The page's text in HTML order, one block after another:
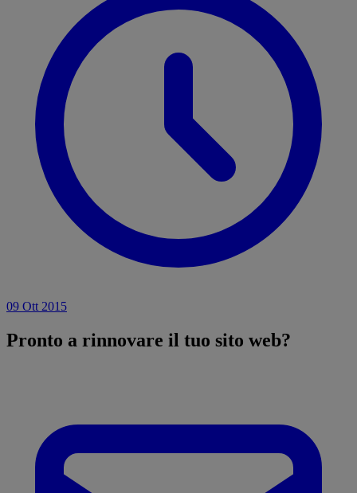
09 Ott 2015
Pronto a rinnovare il tuo sito web?